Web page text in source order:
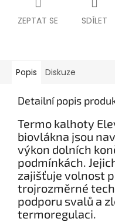
ZEPTAT SE SDÍLET
Popis Diskuze
Detailní popis
Termo kalhoty
biovlákna jsou
výkon dolních
podmínkách.
zajišťuje volnost
trojrozměrné
podporu svalů a
termoregulaci.